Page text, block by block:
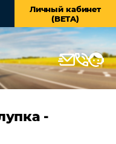
Личный кабинет
(BETA)
-